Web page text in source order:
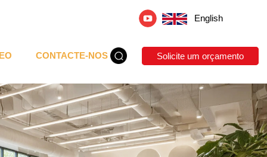
English
CONTACTE-NOS Solicite um orçamento